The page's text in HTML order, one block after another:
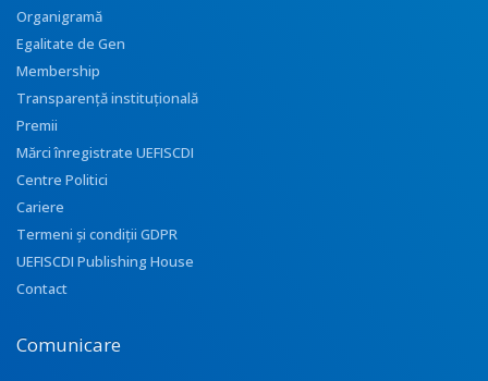
Organigramă
Egalitate de Gen
Membership
Transparenţă instituţională
Premii
Mărci înregistrate UEFISCDI
Centre Politici
Cariere
Termeni și condiții GDPR
UEFISCDI Publishing House
Contact
Comunicare